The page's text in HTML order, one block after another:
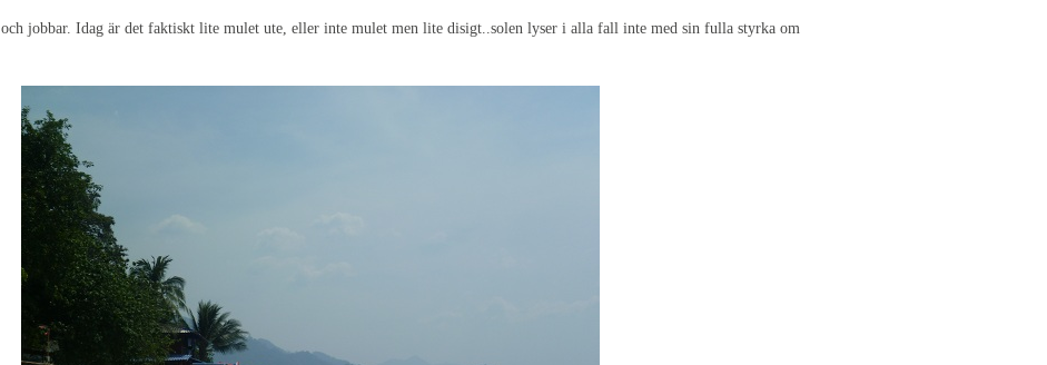
och jobbar. Idag är det faktiskt lite mulet ute, eller inte mulet men lite disigt..solen lyser i alla fall inte med sin fulla styrka om